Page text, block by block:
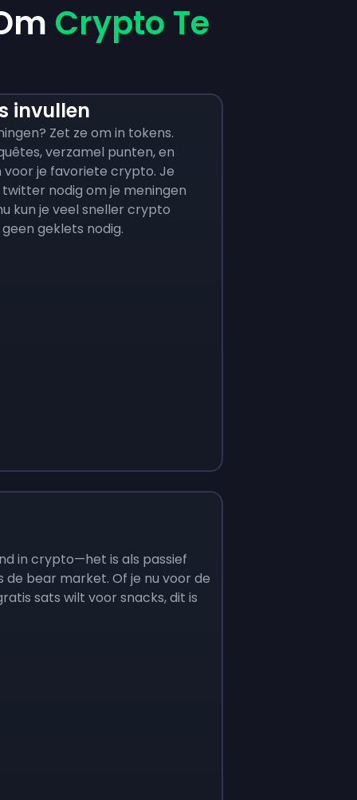
Crypto Te
invullen
Zet ze om in tokens.
verzamel punten, en
voor je favoriete crypto. Je
nodig om je meningen
kun je veel sneller crypto
geklets nodig.
in crypto—het is als passief
bear market. Of je nu voor de
sats wilt voor snacks, dit is